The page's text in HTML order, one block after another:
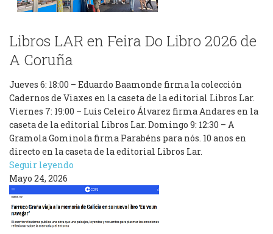
Libros LAR en Feira Do Libro 2026 de
A Coruña
Jueves 6: 18:00 – Eduardo Baamonde firma la colección
Cadernos de Viaxes en la caseta de la editorial Libros Lar.
Viernes 7: 19:00 – Luis Celeiro Álvarez firma Andares en la
caseta de la editorial Libros Lar. Domingo 9: 12:30 – A
Gramola Gominola firma Parabéns para nós. 10 anos en
directo en la caseta de la editorial Libros Lar.
Seguir leyendo
Mayo 24, 2026